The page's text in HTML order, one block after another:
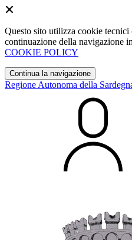
Questo sito utilizza cookie
continuazione della navigazione
COOKIE POLICY
Continua la navigazione
Regione Autonoma della